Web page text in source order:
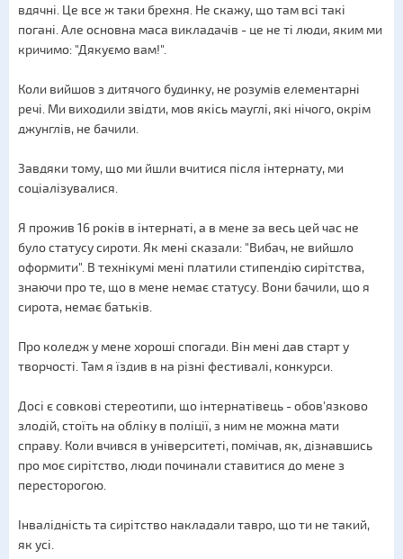
вдячні. Це все ж таки брехня. Не скажу, що там всі такі
погані. Але основна маса викладачів - це не ті люди, яким ми
кричимо: "Дякуємо вам!".
Коли вийшов з дитячого будинку, не розумів елементарні
речі. Ми виходили звідти, мов якісь мауглі, які нічого, окрім
джунглів, не бачили.
Завдяки тому, що ми йшли вчитися після інтернату, ми
соціалізувалися.
Я прожив 16 років в інтернаті, а в мене за весь цей час не
було статусу сироти. Як мені сказали: "Вибач, не вийшло
оформити". В технікумі мені платили стипендію сирітства,
знаючи про те, що в мене немає статусу. Вони бачили, що я
сирота, немає батьків.
Про коледж у мене хороші спогади. Він мені дав старт у
творчості. Там я їздив в на різні фестивалі, конкурси.
Досі є совкові стереотипи, що інтернатівець - обов'язково
злодій, стоїть на обліку в поліції, з ним не можна мати
справу. Коли вчився в університеті, помічав, як, дізнавшись
про моє сирітство, люди починали ставитися до мене з
пересторогою.
Інвалідність та сирітство накладали тавро, що ти не такий,
як усі.